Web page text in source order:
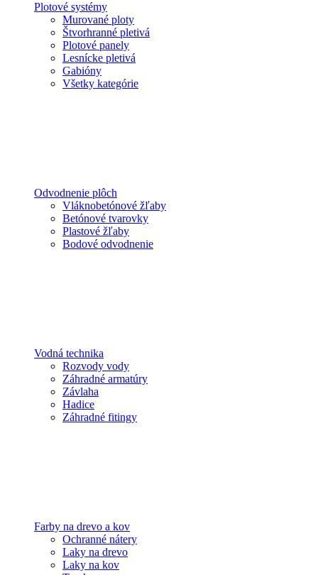
Plotové systémy
Murované ploty
Štvorhranné pletivá
Plotové panely
Lesnícke pletivá
Gabióny
Všetky kategórie
Odvodnenie plôch
Vláknobetónové žľaby
Betónové tvarovky
Plastové žľaby
Bodové odvodnenie
Vodná technika
Rozvody vody
Záhradné armatúry
Závlaha
Hadice
Záhradné fitingy
Farby na drevo a kov
Ochranné nátery
Laky na drevo
Laky na kov